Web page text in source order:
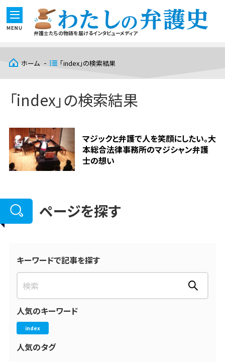
弁護士たちの物語を届けるインタビューメディア
ホーム 「index」の検索結果
「index」の検索結果
マジックと弁護で人を笑顔にしたい。大
本総合法律事務所のマジシャン弁護
士の想い
ページを探す
キーワードで記事を探す
人気のキーワード
index
人気のタグ